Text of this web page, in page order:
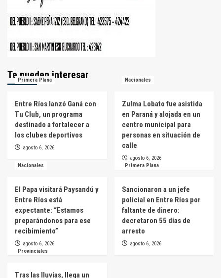
Te pueden interesar
Primera Plana
Entre Ríos lanzó Ganá con
Tu Club, un programa
destinado a fortalecer a
los clubes deportivos
agosto 6, 2026
Nacionales
Zulma Lobato fue asistida
en Paraná y alojada en un
centro municipal para
personas en situación de
calle
agosto 6, 2026
Nacionales
El Papa visitará Paysandú y
Entre Ríos está
expectante: “Estamos
preparándonos para ese
recibimiento”
agosto 6, 2026
Primera Plana
Sancionaron a un jefe
policial en Entre Ríos por
faltante de dinero:
decretaron 55 días de
arresto
agosto 6, 2026
Provinciales
Tras las lluvias, llega un